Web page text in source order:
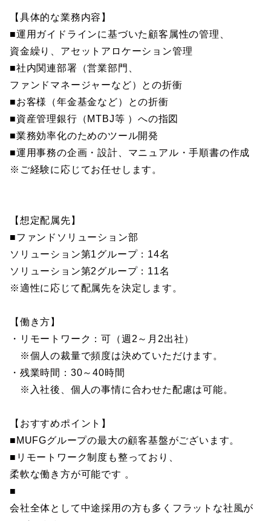
【具体的な業務内容】
■運用ガイドラインに基づいた顧客属性の管理、
資金繰り、アセットアロケーション管理
■社内関連部署（営業部門、
ファンドマネージャーなど）との折衝
■お客様（年金基金など）との折衝
■資産管理銀行（MTBJ等 ）への指図
■業務効率化のためのツール開発
■運用事務の企画・設計、マニュアル・手順書の作成
※ご経験に応じてお任せします。
【想定配属先】
■ファンドソリューション部
ソリューション第1グループ：14名
ソリューション第2グループ：11名
※適性に応じて配属先を決定します。
【働き方】
・リモートワーク：可（週2～月2出社）
※個人の裁量で頻度は決めていただけます。
・残業時間：30～40時間
※入社後、個人の事情に合わせた配慮は可能。
【おすすめポイント】
■MUFGグループの最大の顧客基盤がございます。
■リモートワーク制度も整っており、
柔軟な働き方が可能です 。
■
会社全体として中途採用の方も多くフラットな社風が